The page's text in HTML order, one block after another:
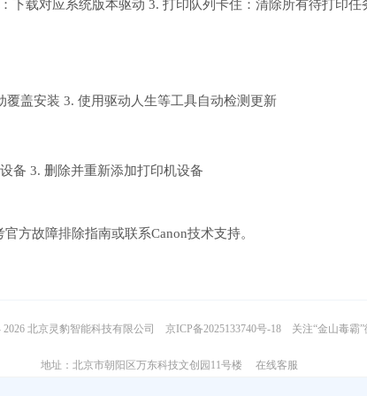
下载对应系统版本驱动 3. 打印队列卡住：清除所有待打印任
覆盖安装 3. 使用驱动人生等工具自动检测更新
备 3. 删除并重新添加打印机设备
方故障排除指南或联系Canon技术支持。
北京灵豹智能科技有限公司 京ICP备2025133740号-18 关注“金山毒霸
地址：北京市朝阳区万东科技文创园11号楼 在线客服